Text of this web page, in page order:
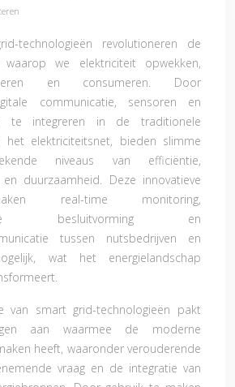
technologieën revolutioneren de
waarop we elektriciteit opwekken,
en consumeren. Door
communicatie, sensoren en
te integreren in de traditionele
het elektriciteitsnet, bieden slimme
niveaus van efficiëntie,
duurzaamheid. Deze innovatieve
real-time monitoring,
besluitvorming en
tussen nutsbedrijven en
wat het energielandschap
van smart grid-technologieën pakt
aan waarmee de moderne
heeft, waaronder verouderende
vraag en de integratie van